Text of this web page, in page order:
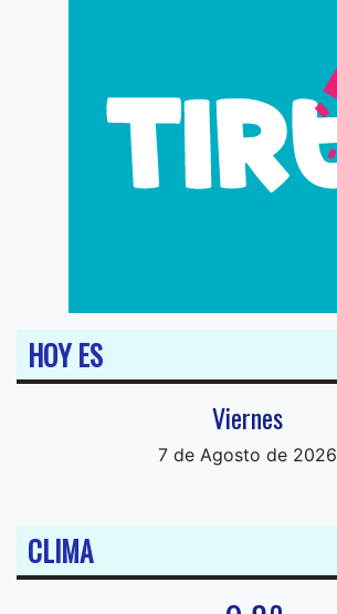
HOY ES
Viernes
7 de Agosto de 2026
CLIMA